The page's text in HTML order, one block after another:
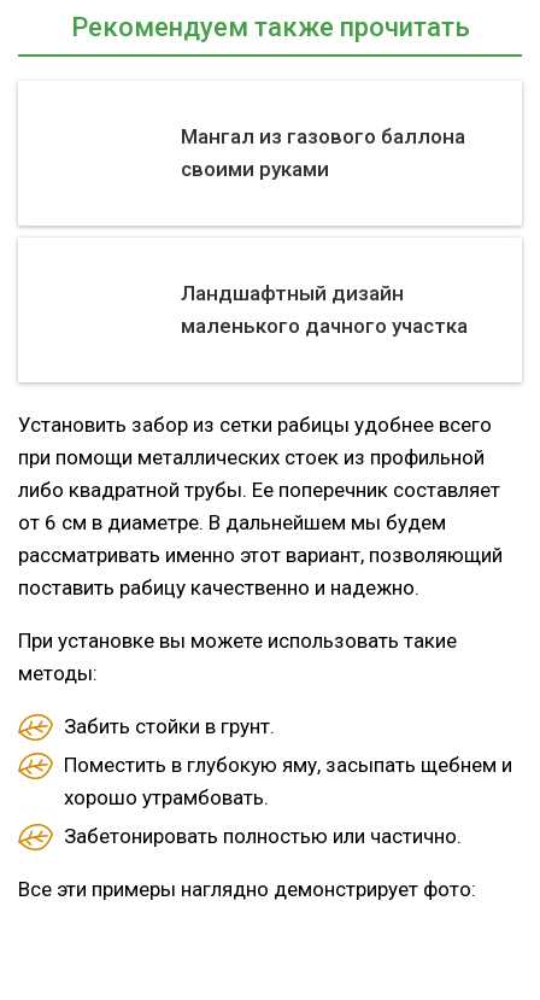
Рекомендуем также прочитать
Мангал из газового баллона
своими руками
Ландшафтный дизайн
маленького дачного участка
Установить забор из сетки рабицы удобнее всего
при помощи металлических стоек из профильной
либо квадратной трубы. Ее поперечник составляет
от 6 см в диаметре. В дальнейшем мы будем
рассматривать именно этот вариант, позволяющий
поставить рабицу качественно и надежно.
При установке вы можете использовать такие
методы:
Забить стойки в грунт.
Поместить в глубокую яму, засыпать щебнем и
хорошо утрамбовать.
Забетонировать полностью или частично.
Все эти примеры наглядно демонстрирует фото: